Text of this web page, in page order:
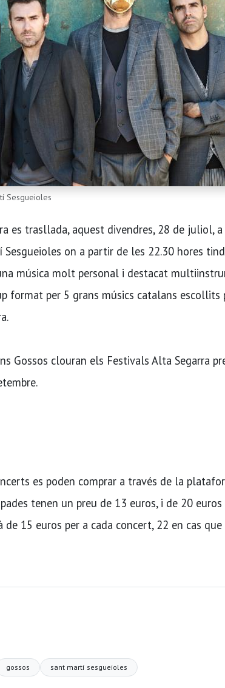
Sesgueioles
es trasllada, aquest divendres, 28 de juliol,
on a partir de les 22.30 hores
música molt personal i destacat
format per 5 grans músics catalans
Gossos clouran els Festivals Alta Segarra
es poden comprar a través de la
tenen un preu de 13 euros, i de 20
15 euros per a cada concert, 22 en cas
gossos sant martí sesgueioles